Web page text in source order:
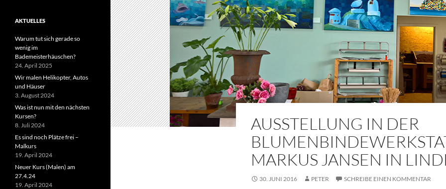
AUSSTELLUNG IN DER
MARKUS JANSEN IN
30. JUNI 2016 PETER SCHREIBE EINEN KOMMENTAR
AKTUELLES
Warum tut sich gerade so
wenig im
Bademeisterhäuschen?
24. April 2025
Wir malen Helikopter, Autos
und Häuser
3. August 2024
Was ist nun mit den nächsten
Kursen?
8. Juli 2024
Es sind noch Plätze frei –
Malkurs
19. April 2024
Neuer Kurs (Malen) am
27.4.24
19. April 2024